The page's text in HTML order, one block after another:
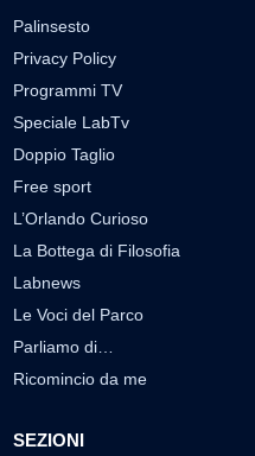
Palinsesto
Privacy Policy
Programmi TV
Speciale LabTv
Doppio Taglio
Free sport
L’Orlando Curioso
La Bottega di Filosofia
Labnews
Le Voci del Parco
Parliamo di…
Ricomincio da me
SEZIONI